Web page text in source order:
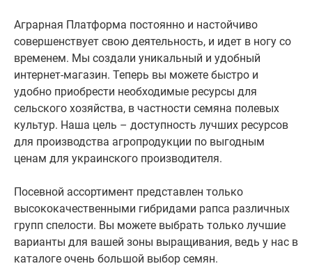
Аграрная Платформа постоянно и настойчиво
совершенствует свою деятельность, и идет в ногу со
временем. Мы создали уникальный и удобный
интернет-магазин. Теперь вы можете быстро и
удобно приобрести необходимые ресурсы для
сельского хозяйства, в частности семяна полевых
культур. Наша цель – доступность лучших ресурсов
для производства агропродукции по выгодным
ценам для украинского производителя.
Посевной ассортимент представлен только
высококачественными гибридами рапса различных
групп спелости. Вы можете выбрать только лучшие
варианты для вашей зоны выращивания, ведь у нас в
каталоге очень большой выбор семян.